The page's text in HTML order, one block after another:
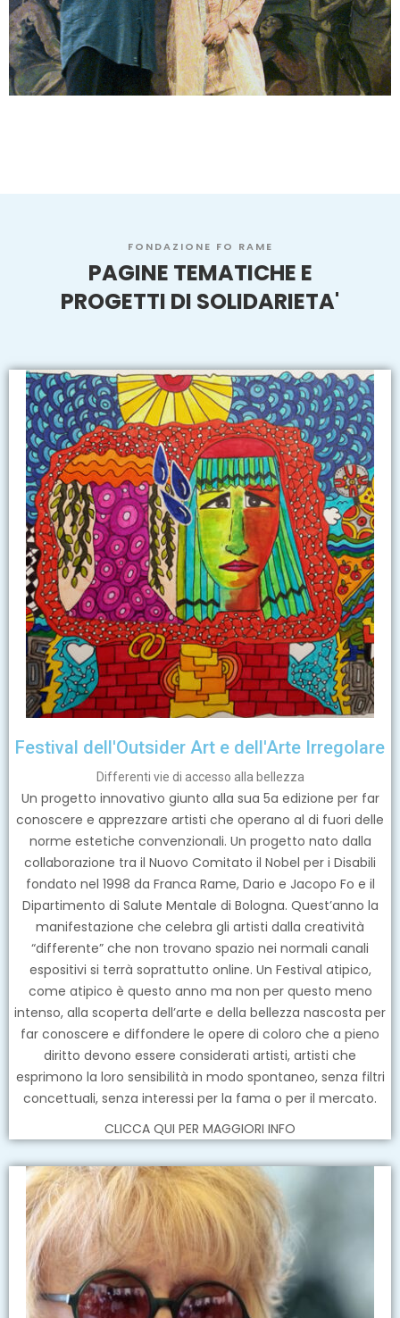
FONDAZIONE FO RAME
PAGINE TEMATICHE E
PROGETTI DI SOLIDARIETA'
Festival dell'Outsider Art e dell'Arte Irregolare
Differenti vie di accesso alla bellezza
Un progetto innovativo giunto alla sua 5a edizione per far
conoscere e apprezzare artisti che operano al di fuori delle
norme estetiche convenzionali. Un progetto nato dalla
collaborazione tra il Nuovo Comitato il Nobel per i Disabili
fondato nel 1998 da Franca Rame, Dario e Jacopo Fo e il
Dipartimento di Salute Mentale di Bologna. Quest’anno la
manifestazione che celebra gli artisti dalla creatività
“differente” che non trovano spazio nei normali canali
espositivi si terrà soprattutto online. Un Festival atipico,
come atipico è questo anno ma non per questo meno
intenso, alla scoperta dell’arte e della bellezza nascosta per
far conoscere e diffondere le opere di coloro che a pieno
diritto devono essere considerati artisti, artisti che
esprimono la loro sensibilità in modo spontaneo, senza filtri
concettuali, senza interessi per la fama o per il mercato.
CLICCA QUI PER MAGGIORI INFO